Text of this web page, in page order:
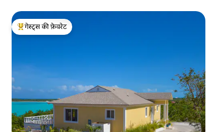
गेस्ट्स का टॉप फ़ेवरेट
गेस्ट्स की फ़ेवरेट